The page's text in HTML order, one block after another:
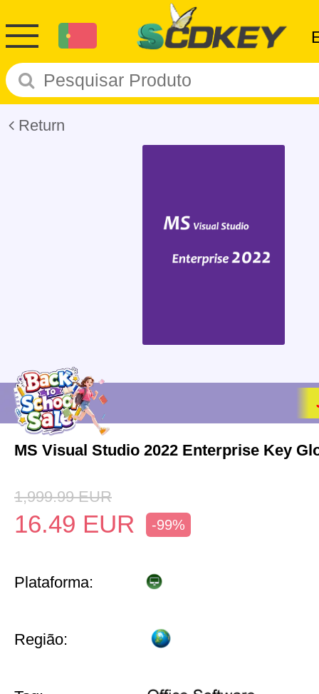
Return
MS Visual Studio 2022 Enterprise Key
1,999.99 EUR
16.49 EUR -99%
Plataforma:
Região: